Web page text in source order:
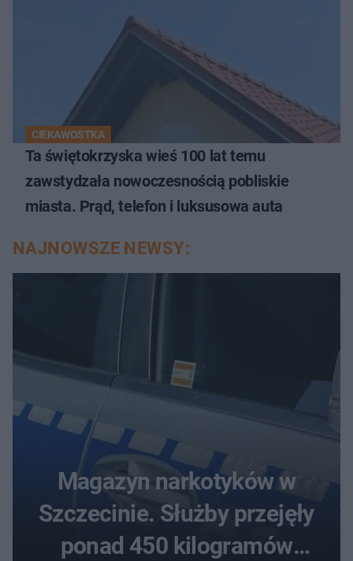
CIEKAWOSTKA
Ta świętokrzyska wieś 100 lat temu
zawstydzała nowoczesnością pobliskie
miasta. Prąd, telefon i luksusowa auta
NAJNOWSZE NEWSY:
Magazyn narkotyków w
Szczecinie. Służby przejęły
ponad 450 kilogramów